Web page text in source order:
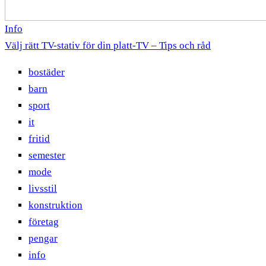
Info
Välj rätt TV-stativ för din platt-TV – Tips och råd
bostäder
barn
sport
it
fritid
semester
mode
livsstil
konstruktion
företag
pengar
info